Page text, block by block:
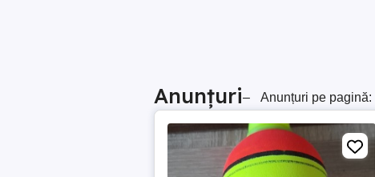
Anunțuri– Anunțuri pe pagină: